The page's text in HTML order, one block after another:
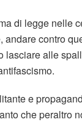
di legge nelle
contro
alle
e
che peraltro